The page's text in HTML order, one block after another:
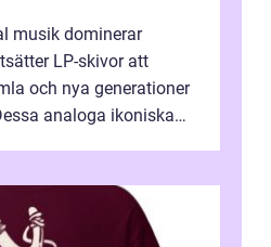
musik dominerar
LP-skivor att
och nya generationer
analoga ikoniska